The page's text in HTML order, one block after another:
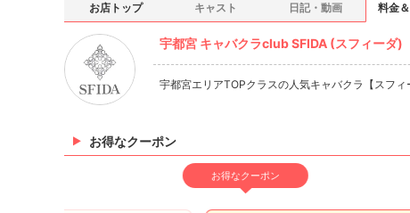
お店トップ キャスト 日記・動画 料金
宇都宮 キャバクラclub SFIDA (スフィーダ)
宇都宮エリアTOPクラスの人気キャバクラ【スフ
お得なクーポン
お得なクーポン